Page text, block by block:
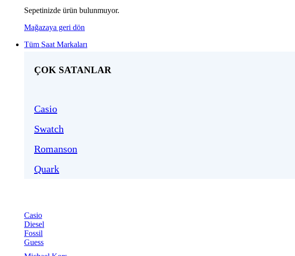
Sepetinizde ürün bulunmuyor.
Mağazaya geri dön
Tüm Saat Markaları
ÇOK SATANLAR
Casio
Swatch
Romanson
Quark
Casio
Diesel
Fossil
Guess